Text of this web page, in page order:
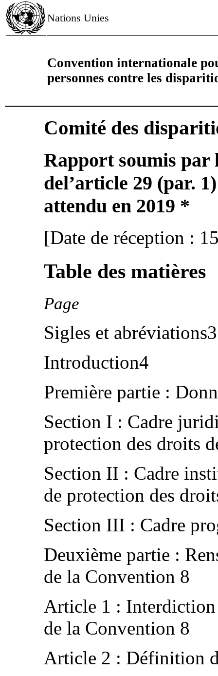
Nations Unies
Convention internationale
personnes contre les
Comité des
Rapport soumis par
del’article 29 (par.
attendu en 2019 *
[Date de réception :
Table des matières
Page
Sigles et abréviations3
Introduction4
Première partie :
Section I : Cadre
protection des droits
Section II : Cadre
de protection des
Section III : Cadre
Deuxième partie :
de la Convention 8
Article 1 : Interdiction
de la Convention 8
Article 2 : Définition